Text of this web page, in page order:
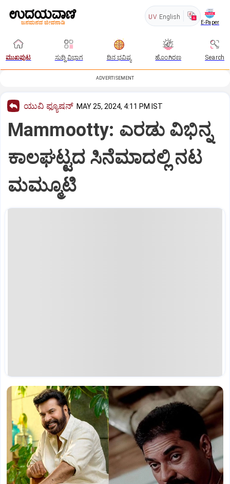
UV English
E-Paper
ಮುಖಪುಟ ಸುದ್ದಿ ವಿಭಾಗ ದಿನ ಭವಿಷ್ಯ ಹೊಂಗಿರಣ Search
ADVERTISEMENT
ಯುವಿ ಫ್ಯೂಷನ್ MAY 25, 2024, 4:11 PM IST
Mammootty: ಎರಡು ವಿಭಿನ್ನ
ಕಾಲಘಟ್ಟದ ಸಿನೆಮಾದಲ್ಲಿ ನಟ
ಮಮ್ಮೂಟಿ